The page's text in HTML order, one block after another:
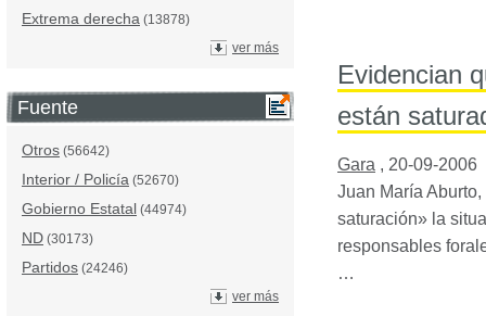
Extrema derecha (13878)
ver más
Fuente
Otros (56642)
Interior / Policía (52670)
Gobierno Estatal (44974)
ND (30173)
Partidos (24246)
ver más
Evidencian
están
Gara , 20-09-2006
Juan María
saturación» la
responsables
…